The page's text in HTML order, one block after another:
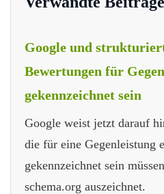
Google und
Bewertungen für
gekennzeichnet sein
Google weist jetzt darauf
die für eine Gegenleistung
gekennzeichnet sein
schema.org auszeichnet.